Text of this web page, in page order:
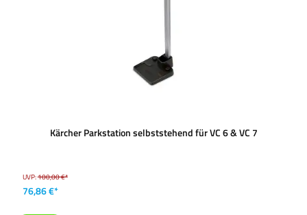
Kärcher Parkstation selbststehend für VC 6 & VC 7
UVP:100,00 €*
76,86 €*